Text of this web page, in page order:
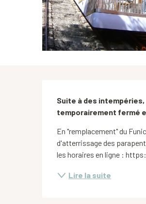
Description
Suite à des
temporairement fermé
En "remplacement" du
d'atterrissage des
les horaires en ligne :
Lire la suite